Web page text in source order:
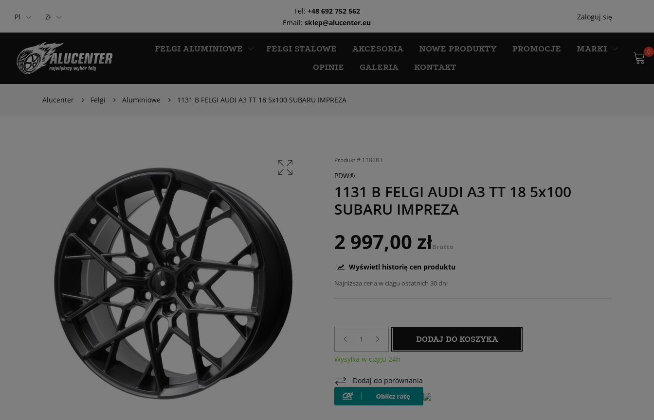
Pl Zł
Tel: +48 692 752 562
Email:sklep@alucenter.eu
Zaloguj się
FELGI ALUMINIOWE FELGI STALOWE AKCESORIA NOWE PRODUKTY PROMOCJE
MARKI
OPINIE
GALERIA KONTAKT
0
Alucenter Felgi Aluminiowe 1131 B FELGI AUDI A3 TT 18 5x100 SUBARU IMPREZA
Produkt # 118283
PDW®
1131 B FELGI AUDI A3 TT 18 5x100
SUBARU IMPREZA
2 997,00 złBrutto
Wyświetl historię cen produktu
Najniższa cena w ciągu ostatnich 30 dni
DODAJ DO KOSZYKA
Wysyłka w ciągu 24h
Dodaj do porównania